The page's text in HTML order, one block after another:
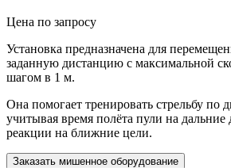
Цена по запросу
Установка предназначена для
заданную дистанцию с максимальной
шагом в 1 м.
Она помогает тренировать стрельбу по
учитывая время полёта пули на дальние
реакции на ближние цели.
Заказать мишенное оборудование